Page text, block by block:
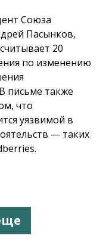
Союза
Пасынков,
20
по изменению
письме также
что
уязвимой в
— таких